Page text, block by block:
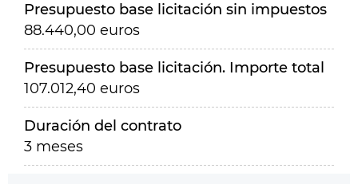
Presupuesto base licitación sin impuestos
88.440,00 euros
Presupuesto base licitación. Importe total
107.012,40 euros
Duración del contrato
3 meses